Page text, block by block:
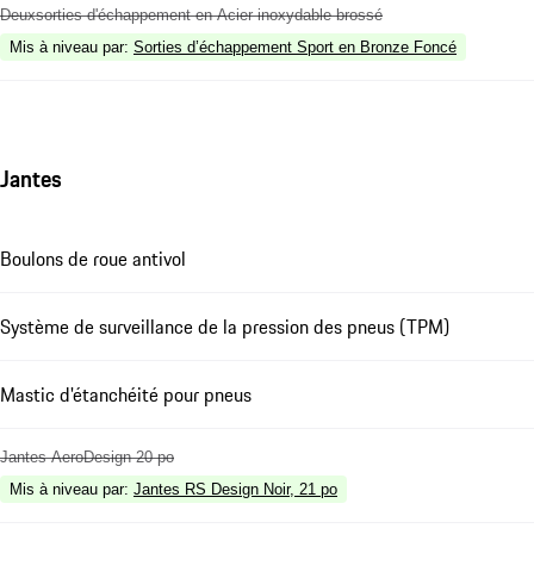
Deuxsorties d'échappement en Acier inoxydable brossé
Mis à niveau par: Sorties d’échappement Sport en Bronze Foncé
Jantes
Boulons de roue antivol
Système de surveillance de la pression des pneus (TPM)
Mastic d'étanchéité pour pneus
Jantes AeroDesign 20 po
Mis à niveau par: Jantes RS Design Noir, 21 po